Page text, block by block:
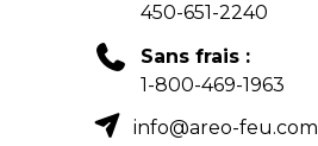
450-651-2240
Sans frais :
1-800-469-1963
info@areo-feu.com